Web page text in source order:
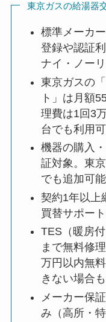
東京ガスの給湯器
標準メーカ
登録や認証
ナイ・ノーリ
東京ガスの
ト」は月額
理費は1回3
台でも利用
機器の購入
証対象。東
でも追加可能
契約1年以上
買替サポー
TES（暖房
まで無料修
万円以内無
きない場合
メーカー保
み（高所・